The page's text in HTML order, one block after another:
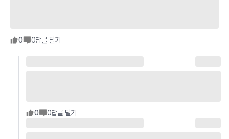
0 0답글 달기
0 0답글 달기